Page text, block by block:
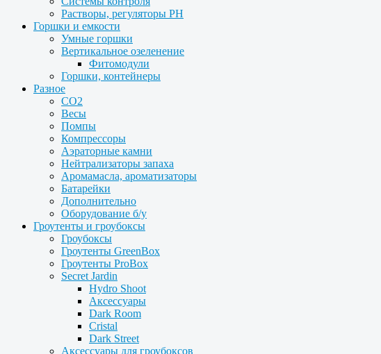
Растворы, регуляторы PH
Горшки и емкости
Умные горшки
Вертикальное озеленение
Фитомодули
Горшки, контейнеры
Разное
CO2
Весы
Помпы
Компрессоры
Аэраторные камни
Нейтрализаторы запаха
Аромамасла, ароматизаторы
Батарейки
Дополнительно
Оборудование б/у
Гроутенты и гроубоксы
Гроубоксы
Гроутенты GreenBox
Гроутенты ProBox
Secret Jardin
Hydro Shoot
Аксессуары
Dark Room
Cristal
Dark Street
Аксессуары для гроубоксов